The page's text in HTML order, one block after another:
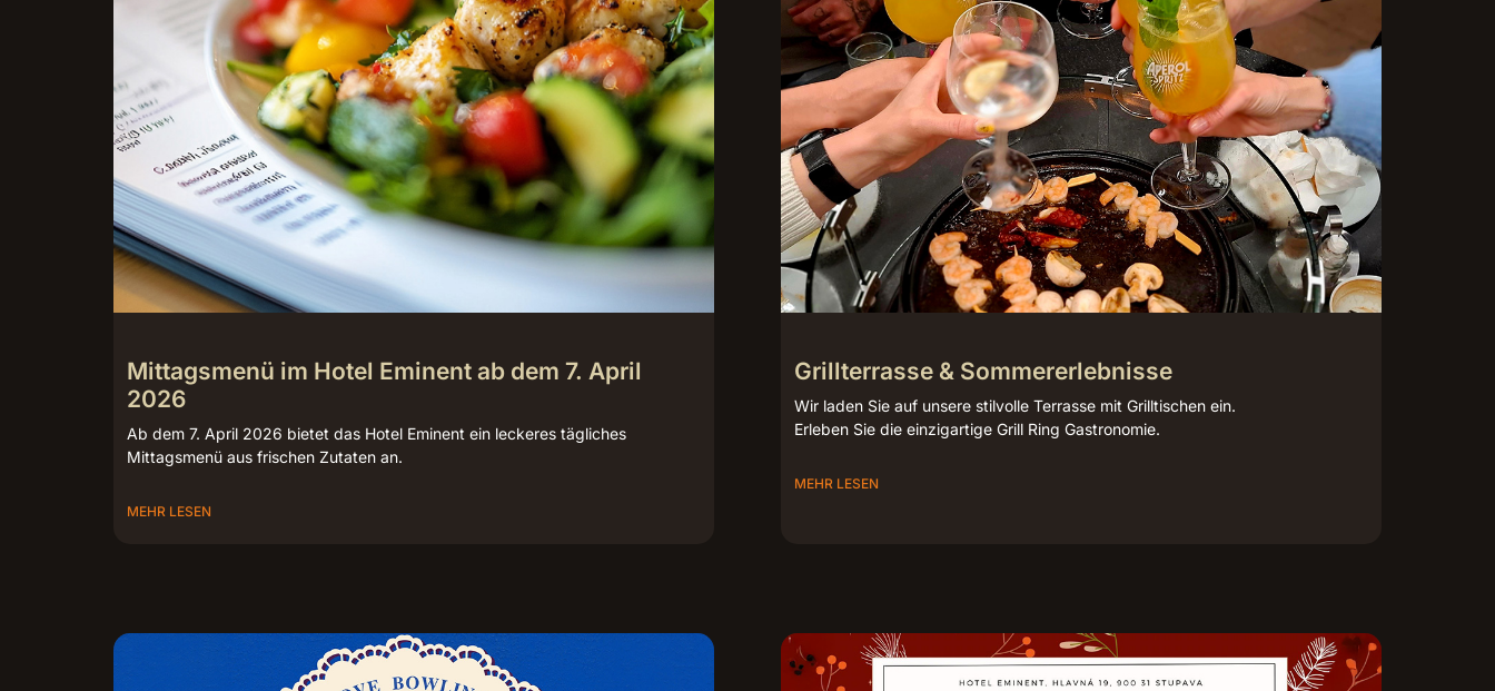
Mittagsmenü im Hotel Eminent ab dem 7. April
2026
Ab dem 7. April 2026 bietet das Hotel Eminent ein leckeres tägliches
Mittagsmenü aus frischen Zutaten an.
MEHR LESEN
Grillterrasse & Sommererlebnisse
Wir laden Sie auf unsere stilvolle Terrasse mit Grilltischen ein.
Erleben Sie die einzigartige Grill Ring Gastronomie.
MEHR LESEN